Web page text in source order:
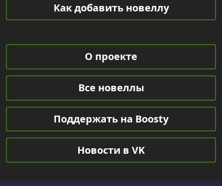
Как добавить новеллу
О проекте
Все новеллы
Поддержать на Boosty
Новости в VK